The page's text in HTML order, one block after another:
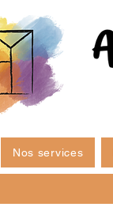
Nos services